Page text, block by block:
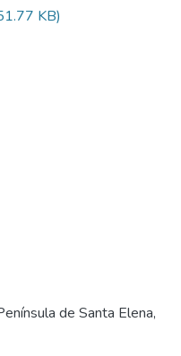
KB)
de Santa Elena,